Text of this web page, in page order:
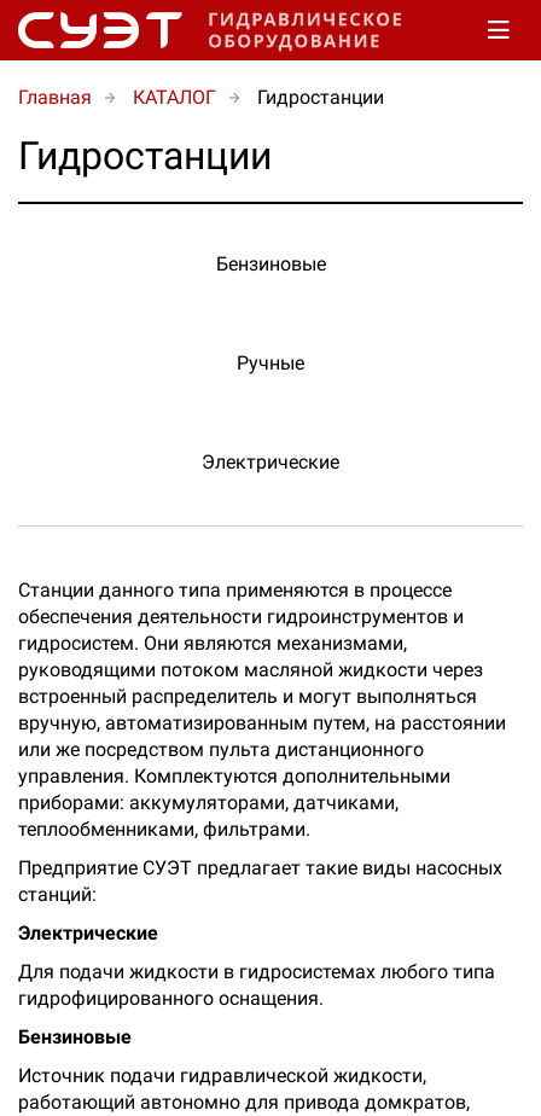
Главная КАТАЛОГ Гидростанции
Гидростанции
Бензиновые
Ручные
Электрические
Станции данного типа применяются в процессе
обеспечения деятельности гидроинструментов и
гидросистем. Они являются механизмами,
руководящими потоком масляной жидкости через
встроенный распределитель и могут выполняться
вручную, автоматизированным путем, на расстоянии
или же посредством пульта дистанционного
управления. Комплектуются дополнительными
приборами: аккумуляторами, датчиками,
теплообменниками, фильтрами.
Предприятие СУЭТ предлагает такие виды насосных
станций:
Электрические
Для подачи жидкости в гидросистемах любого типа
гидрофицированного оснащения.
Бензиновые
Источник подачи гидравлической жидкости,
работающий автономно для привода домкратов,